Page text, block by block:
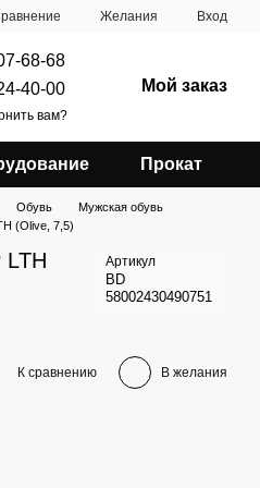
Желания Вход
68-68
40-00
вам?
Мой заказ
Прокат
Обувь
Мужская обувь
(Olive, 7,5)
LTH
Артикул
BD
58002430490751
К сравнению В желания